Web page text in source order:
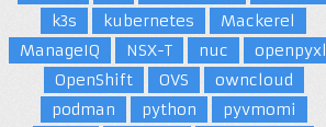
k3s
kubernetes
Mackerel
ManageIQ
NSX-T nuc
openpyxl
OpenShift
OVS
owncloud
podman
python
pyvmomi